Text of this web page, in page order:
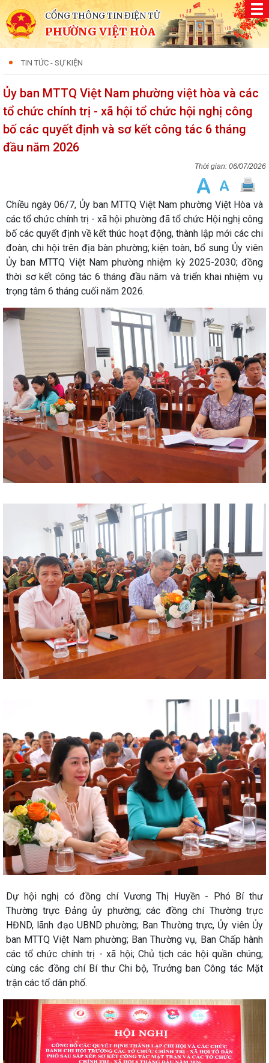
CỔNG THÔNG TIN ĐIỆN TỬ
PHƯỜNG VIỆT HÒA
TIN TỨC - SỰ KIỆN
Ủy ban MTTQ Việt Nam phường việt hòa và các
tổ chức chính trị - xã hội tổ chức hội nghị công
bố các quyết định và sơ kết công tác 6 tháng
đầu năm 2026
06/07/2026
Chiều ngày 06/7, Ủy ban MTTQ Việt Nam phường Việt Hòa và
các tổ chức chính trị - xã hội phường đã tổ chức Hội nghị công
bố các quyết định về kết thúc hoạt động, thành lập mới các chi
đoàn, chi hội trên địa bàn phường; kiện toàn, bổ sung Ủy viên
Ủy ban MTTQ Việt Nam phường nhiệm kỳ 2025-2030; đồng
thời sơ kết công tác 6 tháng đầu năm và triển khai nhiệm vụ
trọng tâm 6 tháng cuối năm 2026.
Dự hội nghị có đồng chí Vương Thị Huyền - Phó Bí thư
Thường trực Đảng ủy phường; các đồng chí Thường trực
HĐND, lãnh đạo UBND phường; Ban Thường trực, Ủy viên Ủy
ban MTTQ Việt Nam phường; Ban Thường vụ, Ban Chấp hành
các tổ chức chính trị - xã hội; Chủ tịch các hội quần chúng;
cùng các đồng chí Bí thư Chi bộ, Trưởng ban Công tác Mặt
trận các tổ dân phố.